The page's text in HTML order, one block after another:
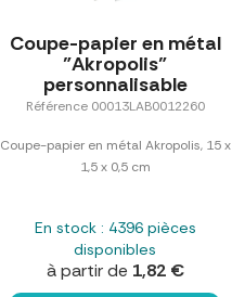
Coupe-papier en métal
"Akropolis"
personnalisable
Référence 00013LAB0012260
Coupe-papier en métal Akropolis, 15 x
1,5 x 0,5 cm
En stock : 4396 pièces
disponibles
à partir de 1,82 €